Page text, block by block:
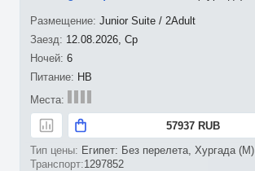
12.08.2026, Ср
6
Junior Suite / 2Adult
HB
57937 RUB
Египет: Без перелета, Хургада (M)
1297852